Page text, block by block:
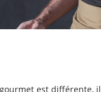
est différente,